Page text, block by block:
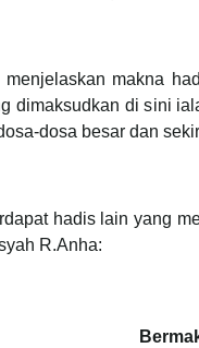
menjelaskan makna
dimaksudkan di sini
dosa besar dan
hadis lain yang
R.Anha: